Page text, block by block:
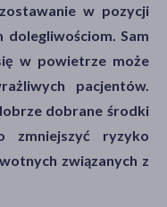
w pozycji
dolegliwościom. Sam
w powietrze może
pacjentów.
dobrane środki
zmniejszyć ryzyko
związanych z